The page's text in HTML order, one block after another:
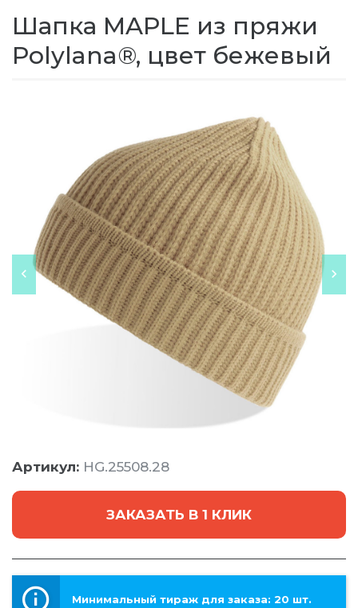
Шапка MAPLE из пряжи
Polylana®, цвет бежевый
Артикул: HG.25508.28
ЗАКАЗАТЬ В 1 КЛИК
Минимальный тираж для заказа: 20 шт.